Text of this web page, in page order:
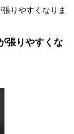
りやすくなりま
張りやすくな